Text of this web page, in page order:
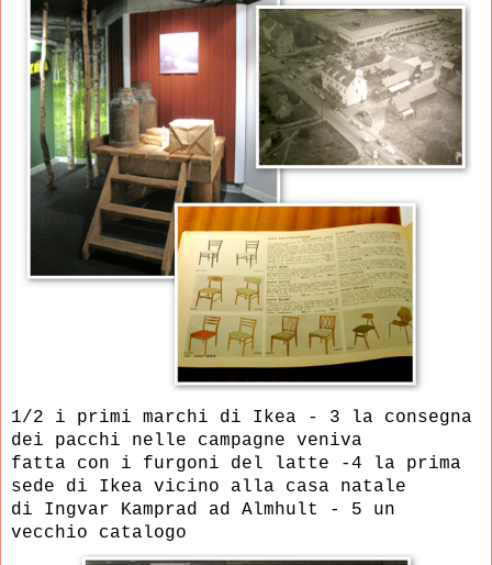
1/2 i primi marchi di Ikea - 3 la consegna
dei pacchi nelle campagne veniva
fatta con i furgoni del latte -4 la prima
sede di Ikea vicino alla casa natale
di Ingvar Kamprad ad Almhult - 5 un
vecchio catalogo